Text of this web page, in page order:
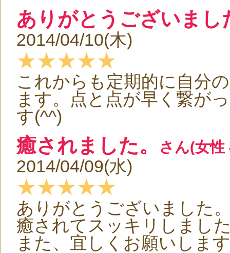
ありがとうございま
2014/04/10(木)
★★★★★
これからも定期的に自分
ます。点と点が早く繋が
す(^^)
癒されました。 さん(女性
2014/04/09(水)
★★★★★
ありがとうございました
癒されてスッキリしまし
また、宜しくお願いしま